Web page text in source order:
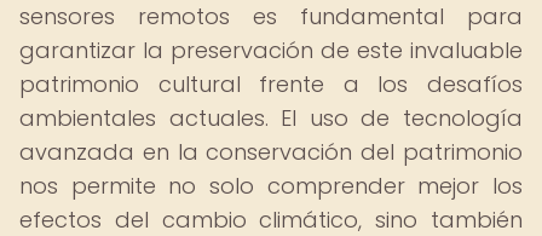
sensores remotos es fundamental para
garantizar la preservación de este invaluable
patrimonio cultural frente a los desafíos
ambientales actuales. El uso de tecnología
avanzada en la conservación del patrimonio
nos permite no solo comprender mejor los
efectos del cambio climático, sino también